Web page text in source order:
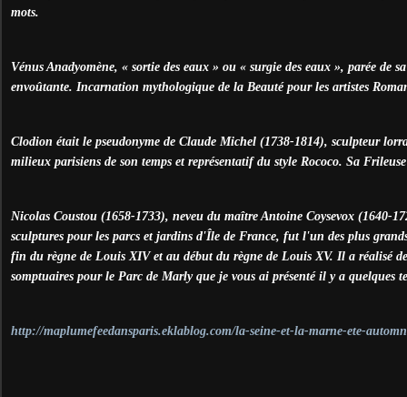
mots.
Vénus Anadyomène, « sortie des eaux » ou « surgie des eaux », parée de
envoûtante. Incarnation mythologique de la Beauté pour les artistes
Clodion était le pseudonyme de Claude Michel (1738-1814), sculpteur
milieux parisiens de son temps et représentatif du style Rococo. Sa
Nicolas Coustou (1658-1733), neveu du maître Antoine Coysevox (1640-
sculptures pour les parcs et jardins d'Île de France, fut l'un des plus
fin du règne de Louis XIV et au début du règne de Louis XV. Il a réalisé
somptuaires pour le Parc de Marly que je vous ai présenté il y a quelques
http://maplumefeedansparis.eklablog.com/la-seine-et-la-marne-ete-